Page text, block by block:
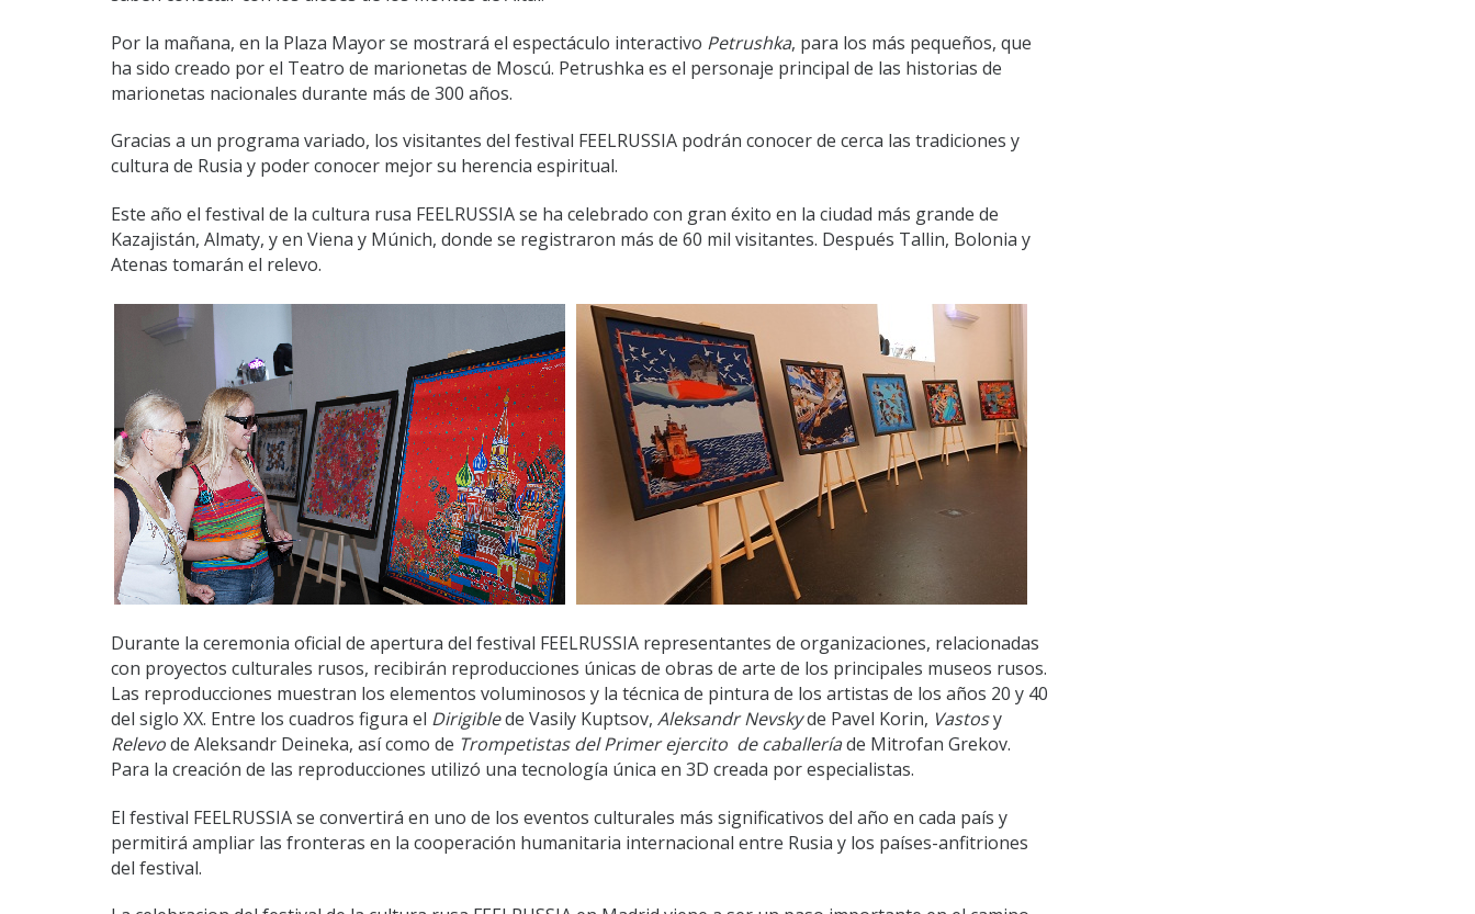
Por la mañana, en la Plaza Mayor se mostrará el espectáculo interactivo Petrushka, para los más pequeños, que
ha sido creado por el Teatro de marionetas de Moscú. Petrushka es el personaje principal de las historias de
marionetas nacionales durante más de 300 años.
Gracias a un programa variado, los visitantes del festival FEELRUSSIA podrán conocer de cerca las tradiciones y
cultura de Rusia y poder conocer mejor su herencia espiritual.
Este año el festival de la cultura rusa FEELRUSSIA se ha celebrado con gran éxito en la ciudad más grande de
Kazajistán, Almaty, y en Viena y Múnich, donde se registraron más de 60 mil visitantes. Después Tallin, Bolonia y
Atenas tomarán el relevo.
Durante la ceremonia oficial de apertura del festival FEELRUSSIA representantes de organizaciones, relacionadas
con proyectos culturales rusos, recibirán reproducciones únicas de obras de arte de los principales museos rusos.
Las reproducciones muestran los elementos voluminosos y la técnica de pintura de los artistas de los años 20 y 40
del siglo XX. Entre los cuadros figura el Dirigiblede Vasily Kuptsov, Aleksandr Nevskyde Pavel Korin, Vastosy
Relevode Aleksandr Deineka, así como de Trompetistas del Primer ejercito de caballeríade Mitrofan Grekov.
Para la creación de las reproducciones utilizó una tecnología única en 3D creada por especialistas.
El festival FEELRUSSIA se convertirá en uno de los eventos culturales más significativos del año en cada país y
permitirá ampliar las fronteras en la cooperación humanitaria internacional entre Rusia y los países-anfitriones
del festival.